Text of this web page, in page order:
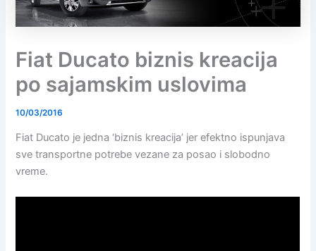
Fiat Ducato biznis kreacija
po sajamskim uslovima
10/03/2016
Fiat Ducato je jedna ‘biznis kreacija’ jer efektno ispunjava
sve transportne potrebe vezane za posao i slobodno
vreme.